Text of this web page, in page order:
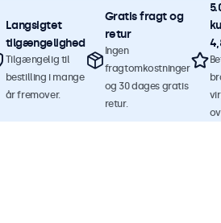
Langsigtet
tilgængelighed
Tilgængelig til
bestilling i mange
år fremover.
Gratis fragt og
retur
Ingen
fragtomkostninger
og 30 dages gratis
retur.